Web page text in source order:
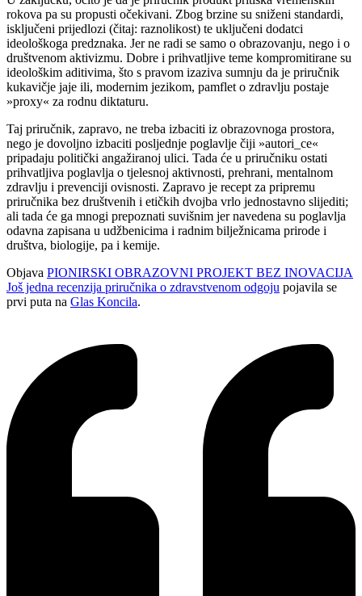
rokova pa su propusti očekivani. Zbog brzine su sniženi standardi,
isključeni prijedlozi (čitaj: raznolikost) te uključeni dodatci
ideološkoga predznaka. Jer ne radi se samo o obrazovanju, nego i o
društvenom aktivizmu. Dobre i prihvatljive teme kompromitirane su
ideološkim aditivima, što s pravom izaziva sumnju da je priručnik
kukavičje jaje ili, modernim jezikom, pamflet o zdravlju postaje
»proxy« za rodnu diktaturu.
Taj priručnik, zapravo, ne treba izbaciti iz obrazovnoga prostora,
nego je dovoljno izbaciti posljednje poglavlje čiji »autori_ce«
pripadaju politički angažiranoj ulici. Tada će u priručniku ostati
prihvatljiva poglavlja o tjelesnoj aktivnosti, prehrani, mentalnom
zdravlju i prevenciji ovisnosti. Zapravo je recept za pripremu
priručnika bez društvenih i etičkih dvojba vrlo jednostavno slijediti;
ali tada će ga mnogi prepoznati suvišnim jer navedena su poglavlja
odavna zapisana u udžbenicima i radnim bilježnicama prirode i
društva, biologije, pa i kemije.
Objava PIONIRSKI OBRAZOVNI PROJEKT BEZ INOVACIJA
Još jedna recenzija priručnika o zdravstvenom odgoju pojavila se
prvi puta na Glas Koncila.